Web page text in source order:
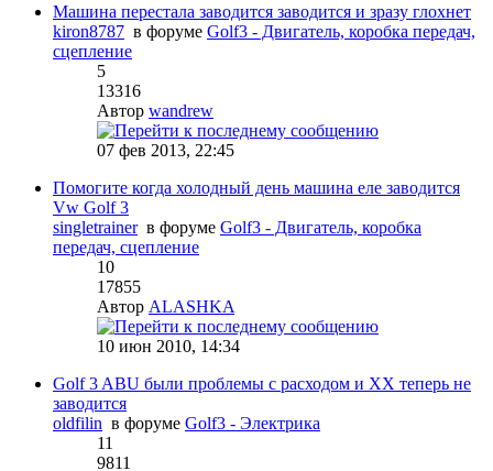
Машина перестала заводится заводится и зразу глохнет
kiron8787 в форуме Golf3 - Двигатель, коробка передач,
сцепление
5
13316
Автор wandrew
07 фев 2013, 22:45
Помогите когда холодный день машина еле заводится
Vw Golf 3
singletrainerв форуме Golf3 - Двигатель, коробка
передач, сцепление
10
17855
Автор ALASHKA
10 июн 2010, 14:34
Golf 3 ABU были проблемы с расходом и ХХ теперь не
заводится
oldfilin в форуме Golf3 - Электрика
11
9811